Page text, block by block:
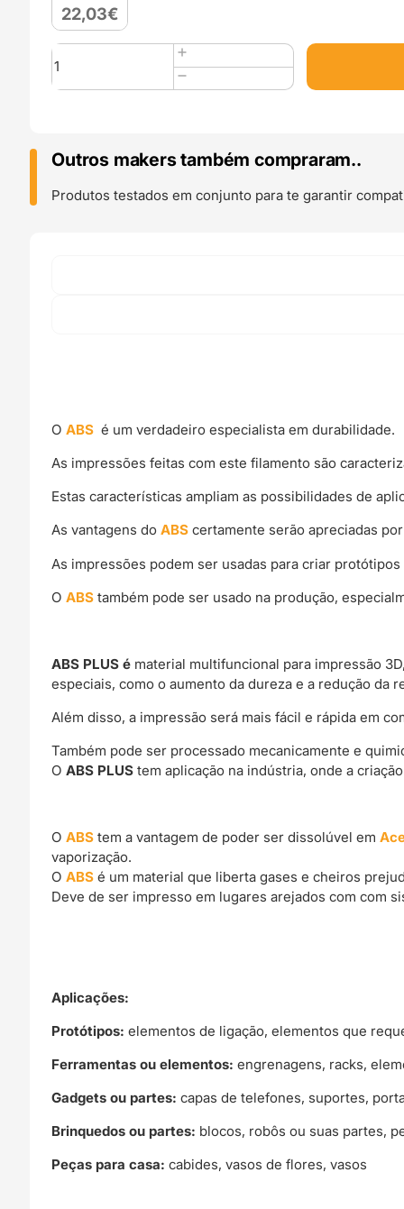
22,03€
Quantidade
de
ABS
White
-
Fiberlogy
Outros makers também compraram..
Produtos testados em conjunto para te garantir
OABS é um verdadeiro especialista em durabilidade.
As impressões feitas com este filamento são
Estas características ampliam as possibilidades de
As vantagens doABS certamente serão apreciadas
As impressões podem ser usadas para criar
OABS também pode ser usado na produção,
ABS PLUS é material multifuncional para impressão
especiais, como o aumento da dureza e a redução da
Além disso, a impressão será mais fácil e rápida em
Também pode ser processado mecanicamente e
OABS PLUS tem aplicação na indústria, onde a
OABS tem a vantagem de poder ser dissolúvel em
vaporização.
OABS é um material que liberta gases e cheiros
Deve de ser impresso em lugares arejados com com
Aplicações:
Protótipos: elementos de ligação, elementos que
Ferramentas ou elementos: engrenagens, racks,
Gadgets ou partes: capas de telefones, suportes,
Brinquedos ou partes: blocos, robôs ou suas partes,
Peças para casa: cabides, vasos de flores, vasos